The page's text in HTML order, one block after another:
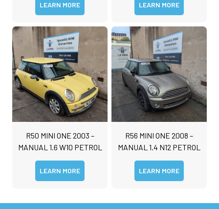
LEARN MORE LEARN MORE
R50 MINI ONE 2003 –
MANUAL 1.6 W10 PETROL
LEARN MORE
R56 MINI ONE 2008 –
MANUAL 1.4 N12 PETROL
LEARN MORE